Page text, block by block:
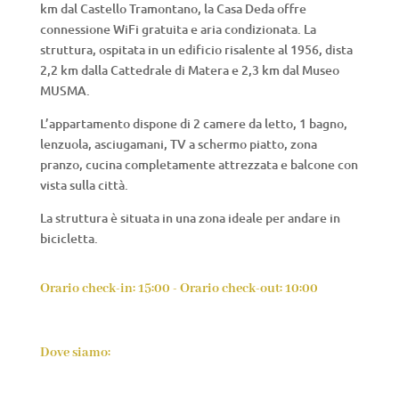
km dal Castello Tramontano, la Casa Deda offre
connessione WiFi gratuita e aria condizionata. La
struttura, ospitata in un edificio risalente al 1956, dista
2,2 km dalla Cattedrale di Matera e 2,3 km dal Museo
MUSMA.
L’appartamento dispone di 2 camere da letto, 1 bagno,
lenzuola, asciugamani, TV a schermo piatto, zona
pranzo, cucina completamente attrezzata e balcone con
vista sulla città.
La struttura è situata in una zona ideale per andare in
bicicletta.
Orario check-in: 15:00 - Orario check-out: 10:00
Dove siamo: